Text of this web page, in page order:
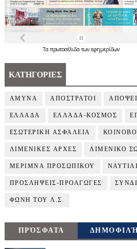
Τα πρωτοσέλιδατων εφημερίδων
ΚΑΤΗΓΟΡΙΕΣ
ΑΜΥΝΑ ΑΠΟΣΤΡΑΤΟΙ
ΕΛΛΑΔΑ ΕΛΛΑΔΑ-ΚΟΣΜΟΣ
ΕΣΩΤΕΡΙΚΗ ΑΣΦΑΛΕΙΑ
ΛΙΜΕΝΙΚΕΣ ΑΡΧΕΣ ΛΙΜΕΝΙΚΟ
ΜΕΡΙΜΝΑ ΠΡΟΣΩΠΙΚΟΥ
ΠΡΟΣΛΗΨΕΙΣ-ΠΡΟΑΓΩΓΕΣ
ΦΩΝΗ ΤΟΥ Λ.Σ.
ΠΡΌΣΦΑΤΑ